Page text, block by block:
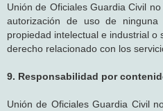
Unión de Oficiales Guardia Civil
autorización de uso de
propiedad intelectual e industrial
derecho relacionado con los
9. Responsabilidad por
Unión de Oficiales Guardia Civil